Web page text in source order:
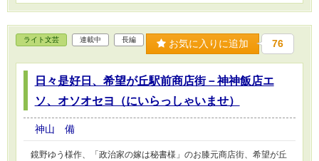
ライト文芸 連載中 長編 お気に入りに追加 76
日々是好日、希望が丘駅前商店街－神神飯店エ
ソ、オソオセヨ（にいらっしゃいませ）
神山 備
鏡野ゆう様作、「政治家の嫁は秘書様」のお膝元商店街、希望が丘